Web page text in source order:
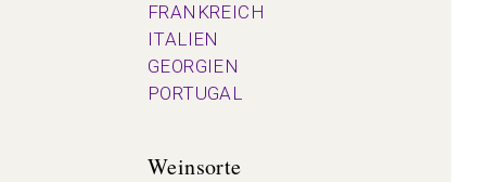
FRANKREICH
ITALIEN
GEORGIEN
PORTUGAL
Weinsorte